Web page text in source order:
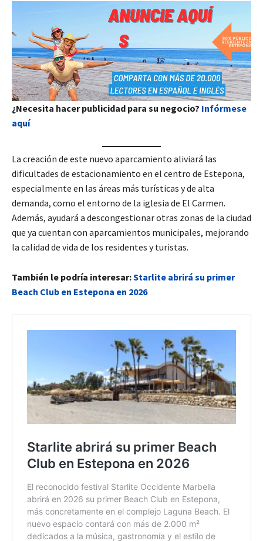
¿Necesita hacer publicidad para su negocio? Infórmese
aquí
La creación de este nuevo aparcamiento aliviará las
dificultades de estacionamiento en el centro de Estepona,
especialmente en las áreas más turísticas y de alta
demanda, como el entorno de la iglesia de El Carmen.
Además, ayudará a descongestionar otras zonas de la ciudad
que ya cuentan con aparcamientos municipales, mejorando
la calidad de vida de los residentes y turistas.
También le podría interesar:Starlite abrirá su primer
Beach Club en Estepona en 2026